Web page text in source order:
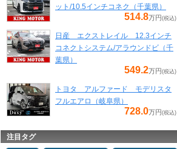
ット/10.5インチコネク（千葉県）
514.8万円(税込)
日産 エクストレイル 12.3インチ
コネクトシステム/アラウンドビ（千
葉県）
549.2万円(税込)
トヨタ アルファード モデリスタ
フルエアロ（岐阜県）
728.0万円(税込)
注目タグ